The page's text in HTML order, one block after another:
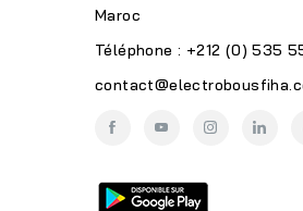
Maroc
Téléphone : +212 (0) 535